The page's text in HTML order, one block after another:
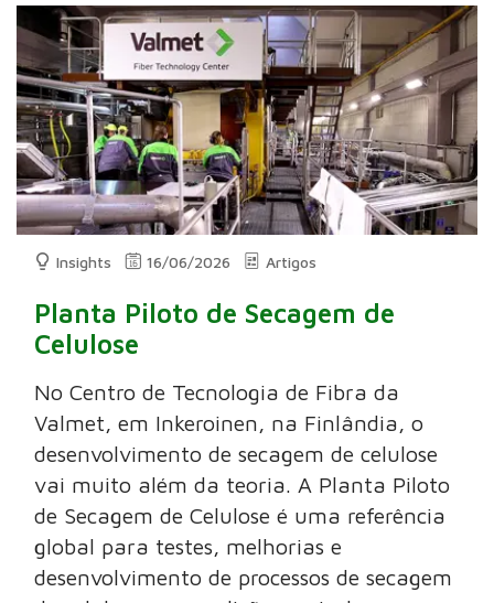
Insights 16/06/2026 Artigos
Planta Piloto de Secagem de
Celulose
No Centro de Tecnologia de Fibra da
Valmet, em Inkeroinen, na Finlândia, o
desenvolvimento de secagem de celulose
vai muito além da teoria. A Planta Piloto
de Secagem de Celulose é uma referência
global para testes, melhorias e
desenvolvimento de processos de secagem